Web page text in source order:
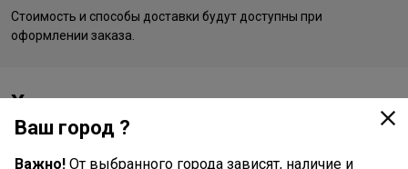
Стоимость и способы доставки будут доступны при
оформлении заказа.
Характеристики
Основные
Ваш город ?
Важно! От выбранного города зависят, наличие и